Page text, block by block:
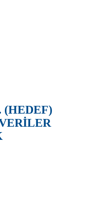
(HEDEF)